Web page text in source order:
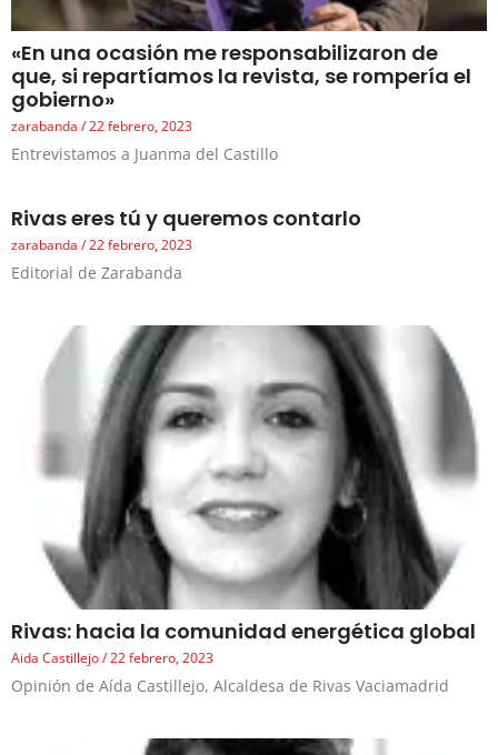
«En una ocasión me responsabilizaron de
que, si repartíamos la revista, se rompería el
gobierno»
zarabanda 22 febrero, 2023
Entrevistamos a Juanma del Castillo
Rivas eres tú y queremos contarlo
zarabanda 22 febrero, 2023
Editorial de Zarabanda
Rivas: hacia la comunidad energética global
Aida Castillejo 22 febrero, 2023
Opinión de Aída Castillejo, Alcaldesa de Rivas Vaciamadrid